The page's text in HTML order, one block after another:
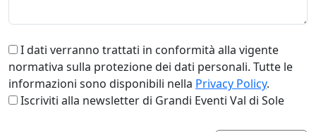
I dati verranno trattati in conformità alla vigente
normativa sulla protezione dei dati personali. Tutte le
informazioni sono disponibili nella Privacy Policy.
Iscriviti alla newsletter di Grandi Eventi Val di Sole